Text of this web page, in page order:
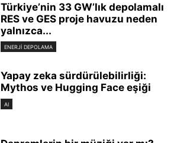
Türkiye’nin 33 GW’lık depolamalı
RES ve GES proje havuzu neden
yalnızca...
ENERJI DEPOLAMA
Yapay zeka sürdürülebilirliği:
Mythos ve Hugging Face eşiği
AI